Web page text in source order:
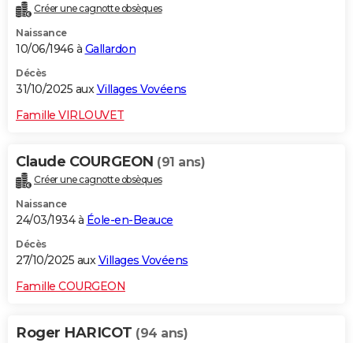
Créer une cagnotte obsèques
Naissance
10/06/1946 à Gallardon
Décès
31/10/2025 auxVillages Vovéens
Famille VIRLOUVET
Claude COURGEON (91 ans)
Créer une cagnotte obsèques
Naissance
24/03/1934 à Éole-en-Beauce
Décès
27/10/2025 auxVillages Vovéens
Famille COURGEON
Roger HARICOT (94 ans)